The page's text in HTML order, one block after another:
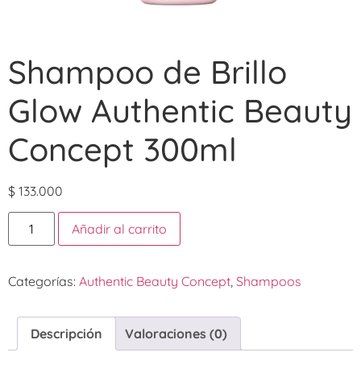
Shampoo de Brillo
Glow Authentic Beauty
Concept 300ml
$ 133.000
Añadir al carrito
Categorías: Authentic Beauty Concept, Shampoos
Descripción Valoraciones (0)